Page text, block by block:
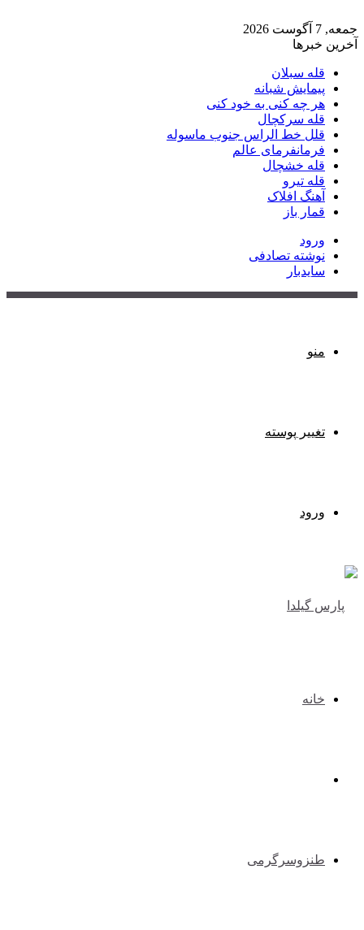
جمعه, 7 آگوست 2026
آخرین خبرها
قله سبلان
پیمایش شبانه
هر چه کنی به خود کنی
قله سرکچال
قلل خط الراس جنوب ماسوله
فرمانفرمای عالم
قله خشچال
قله تیرو
آهنگ افلاک
قمار باز
ورود
نوشته تصادفی
سایدبار
منو
تغییر پوسته
ورود
خانه
طنزوسرگرمی